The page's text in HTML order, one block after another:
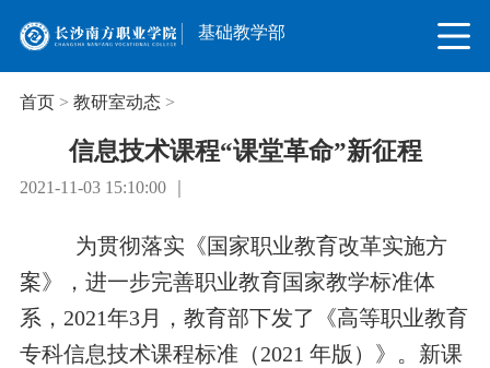
基础教学部
首页> 教研室动态>
信息技术课程“课堂革命”新征程
2021-11-03 15:10:00 ｜
为贯彻落实《国家职业教育改革实施方
案》，进一步完善职业教育国家教学标准体
系，2021年3月，教育部下发了《高等职业教育
专科信息技术课程标准（2021 年版）》。新课